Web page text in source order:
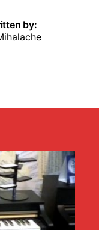
by: